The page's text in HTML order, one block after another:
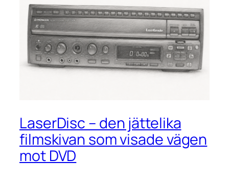
LaserDisc – den jättelika
filmskivan som visade vägen
mot DVD